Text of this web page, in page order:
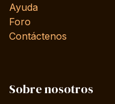
Ayuda
Foro
Contáctenos
Sobre nosotros